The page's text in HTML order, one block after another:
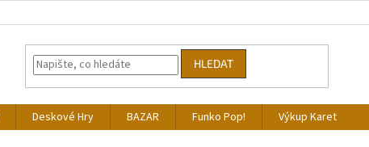
HLEDAT
Deskové Hry BAZAR Funko Pop!
Výkup Karet